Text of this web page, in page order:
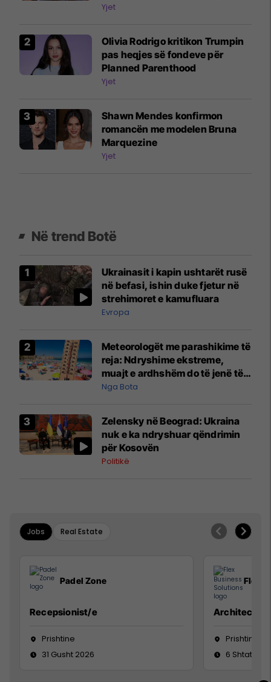
Yjet
Olivia Rodrigo kritikon Trumpin
pas heqjes së fondeve për
Planned Parenthood
Yjet
Shawn Mendes konfirmon
romancën me modelen Bruna
Marquezine
Yjet
Në trend Botë
Ukrainasit i kapin ushtarët rusë
në befasi, ishin duke fjetur në
strehimoret e kamufluara
Evropa
Meteorologët me parashikime të
reja: Ndryshime ekstreme,
muajt e ardhshëm do të jenë të
pazakontë
Nga Bota
Zelensky në Beograd: Ukraina
nuk e ka ndryshuar qëndrimin
për Kosovën
Politikë
Jobs Real Estate
Padel Zone
Recepsionist/e
Prishtine
31 Gusht 2026
Flex
Architect
Prishtinë
6 Shtator